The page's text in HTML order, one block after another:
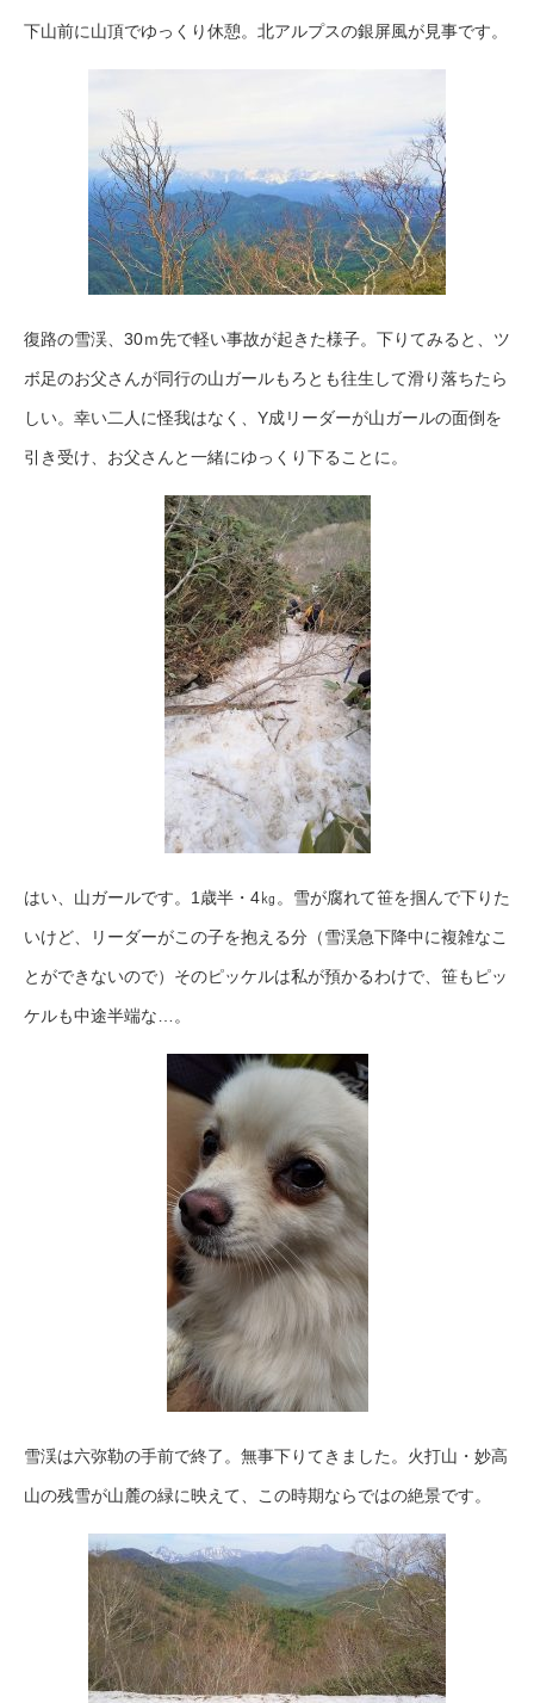
下山前に山頂でゆっくり休憩。北アルプスの銀屏風が見事です。
復路の雪渓、30ｍ先で軽い事故が起きた様子。下りてみると、ツ
ボ足のお父さんが同行の山ガールもろとも往生して滑り落ちたら
しい。幸い二人に怪我はなく、Y成リーダーが山ガールの面倒を
引き受け、お父さんと一緒にゆっくり下ることに。
はい、山ガールです。1歳半・4㎏。雪が腐れて笹を掴んで下りた
いけど、リーダーがこの子を抱える分（雪渓急下降中に複雑なこ
とができないので）そのピッケルは私が預かるわけで、笹もピッ
ケルも中途半端な…。
雪渓は六弥勒の手前で終了。無事下りてきました。火打山・妙高
山の残雪が山麓の緑に映えて、この時期ならではの絶景です。